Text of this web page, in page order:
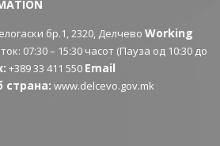
бр.1, 2320, ДелчевоWorking
07:30 – 15:30 часот (Пауза од 10:30 до
+389 33 411 550 Email
страна: www.delcevo.gov.mk